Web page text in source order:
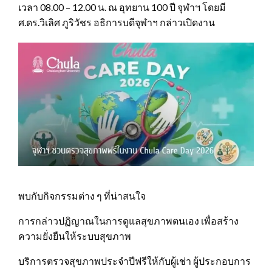
เวลา 08.00 – 12.00 น. ณ อุทยาน 100 ปี จุฬาฯ โดยมี
ศ.ดร.วิเลิศ ภูริวัชร อธิการบดีจุฬาฯ กล่าวเปิดงาน
พบกับกิจกรรมต่าง ๆ ที่น่าสนใจ
การกล่าวปฏิญาณในการดูแลสุขภาพตนเอง เพื่อสร้าง
ความยั่งยืนให้ระบบสุขภาพ
บริการตรวจสุขภาพประจำปีฟรีให้กับผู้เช่า ผู้ประกอบการ